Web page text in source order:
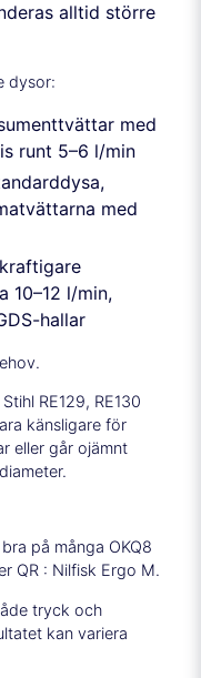
alltid större
dysor:
med
runt 5–6 l/min
med
10–12 l/min,
hallar
RE129, RE130
känsligare för
eller går ojämnt
på många OKQ8
QR : Nilfisk Ergo M.
tryck och
kan variera